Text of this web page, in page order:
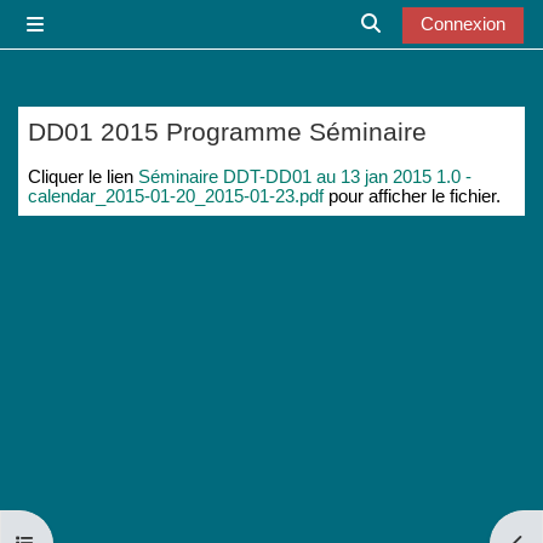
Activer/désactiver
Connexion
DD01 2015 Programme Séminaire
Conditions d’achèvement
Cliquer le lien Séminaire DDT-DD01 au 13 jan 2015 1.0 -
calendar_2015-01-20_2015-01-23.pdfpour afficher le fichier.